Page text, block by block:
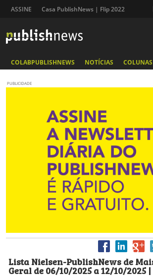
ASSINE Casa PublishNews | Flip 2022
COLABPUBLISHNEWS NOTÍCIAS COLUNAS
PUBLICIDADE
Lista Nielsen-PublishNews de
Geral de 06/10/2025 a 12/10/2025